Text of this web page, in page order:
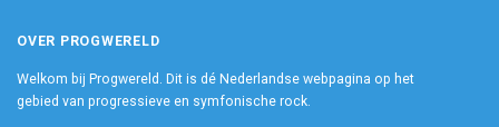
OVER PROGWERELD
Welkom bij Progwereld. Dit is dé Nederlandse webpagina op het
gebied van progressieve en symfonische rock.